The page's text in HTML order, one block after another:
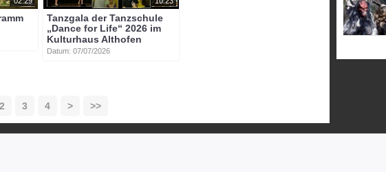
Tanzgala der Tanzschule
„Dance for Life“ 2026 im
Kulturhaus Althofen
Datum: 07/07/2026
2 3 4 > >>